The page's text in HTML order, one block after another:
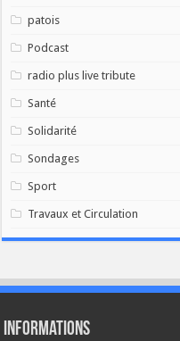
patois
Podcast
radio plus live tribute
Santé
Solidarité
Sondages
Sport
Travaux et Circulation
Informations